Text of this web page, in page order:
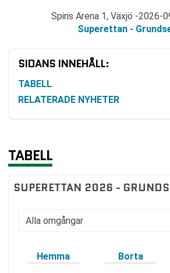
Spiris Arena 1, Växjö 2026-
Superettan -
SIDANS INNEHÅLL:
TABELL
RELATERADE NYHETER
TABELL
SUPERETTAN 2026 -
Hemma Borta